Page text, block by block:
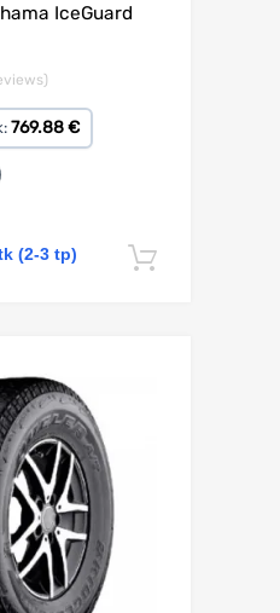
IceGuard
769.88 €
(2-3 tp)